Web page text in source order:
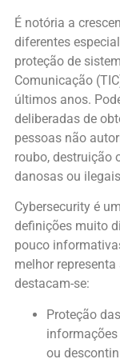
É notória a
diferentes
proteção de
Comunicação
últimos anos.
deliberadas de
pessoas não
roubo, destruição
danosas ou
Cybersecurity é
definições muito
pouco
melhor
destacam-se:
Proteção
ou